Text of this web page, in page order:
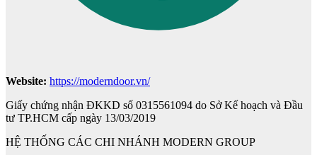
Website: https://moderndoor.vn/
Giấy chứng nhận ĐKKD số 0315561094 do Sở Kế hoạch và Đầu
tư TP.HCM cấp ngày 13/03/2019
HỆ THỐNG CÁC CHI NHÁNH MODERN GROUP